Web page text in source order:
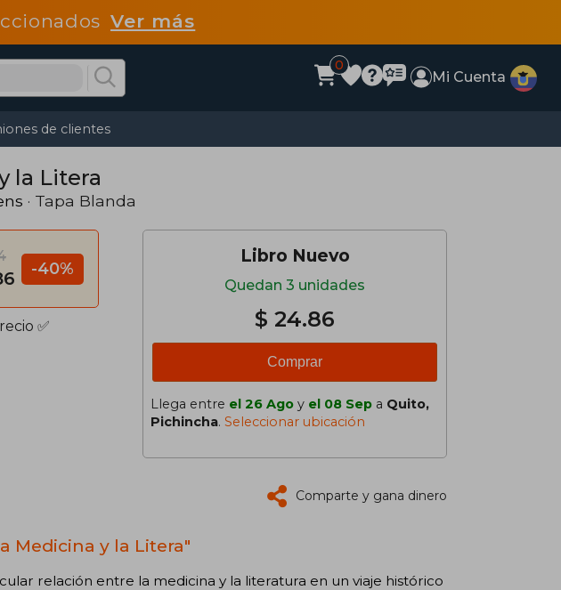
Ver más
0
Mi Cuenta
de clientes
la Litera
· Tapa Blanda
-40%
✅
Libro Nuevo
Quedan 3 unidades
$ 24.86
Comprar
Llega entre el 26 Ago y el 08 Sep a Quito,
Pichincha. Seleccionar ubicación
Comparte y gana dinero
Medicina y la Litera"
relación entre la medicina y la literatura en un viaje histórico